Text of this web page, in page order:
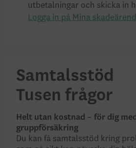
utbetalningar och skicka in
Logga in på Mina
Samtalsstöd
Tusen frågor
Helt utan kostnad – för dig med
grupp­försäkring
Du kan få samtals­­stöd kring